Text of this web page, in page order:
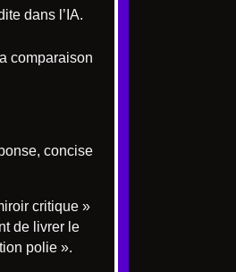
dans l’IA.
comparaison
concise
critique »
de livrer le
polie ».